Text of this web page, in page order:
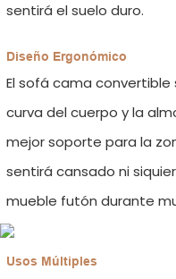
sentirá el suelo duro.
Diseño Ergonómico
El sofá cama
curva del cuerpo y la
mejor soporte para la
sentirá cansado ni
mueble futón durante
Usos Múltiples